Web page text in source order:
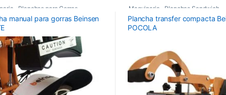
Planchas para Gorras
Térmicas
manual para gorras Beinsen
Maquinaria Planchas Sandwich
Planchas Térmicas
Plancha transfer compacta
POCOLA